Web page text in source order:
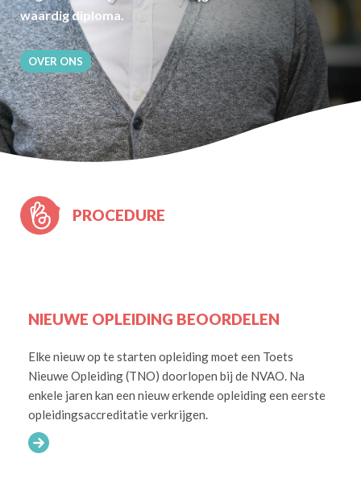
waardig diploma.
OVER ONS
PROCEDURE
NIEUWE OPLEIDING BEOORDELEN
Elke nieuw op te starten opleiding moet een Toets
Nieuwe Opleiding (TNO) doorlopen bij de NVAO. Na
enkele jaren kan een nieuw erkende opleiding een eerste
opleidingsaccreditatie verkrijgen.